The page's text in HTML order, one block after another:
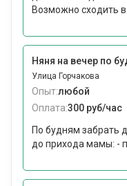
Возможно сходить в...
Няня на вечер по
Улица Горчакова
Опыт:любой
Оплата:300 руб/час
По будням забрать
до прихода мамы: -